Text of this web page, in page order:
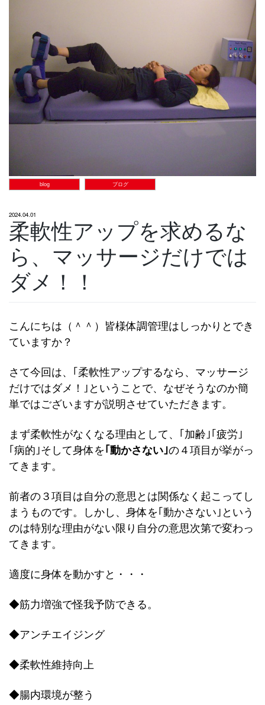
blog ブログ
2024.04.01
柔軟性アップを求めるな
ら、マッサージだけでは
ダメ！！
こんにちは（＾＾）皆様体調管理はしっかりとでき
ていますか？
さて今回は、｢柔軟性アップするなら、マッサージ
だけではダメ！｣ということで、なぜそうなのか簡
単ではございますが説明させていただきます。
まず柔軟性がなくなる理由として、｢加齢｣｢疲労｣
｢病的｣そして身体を ｢動かさない｣の４項目が挙がっ
てきます。
前者の３項目は自分の意思とは関係なく起こってし
まうものです。しかし、身体を｢動かさない｣という
のは特別な理由がない限り自分の意思次第で変わっ
てきます。
適度に身体を動かすと・・・
◆筋力増強で怪我予防できる。
◆アンチエイジング
◆柔軟性維持向上
◆腸内環境が整う